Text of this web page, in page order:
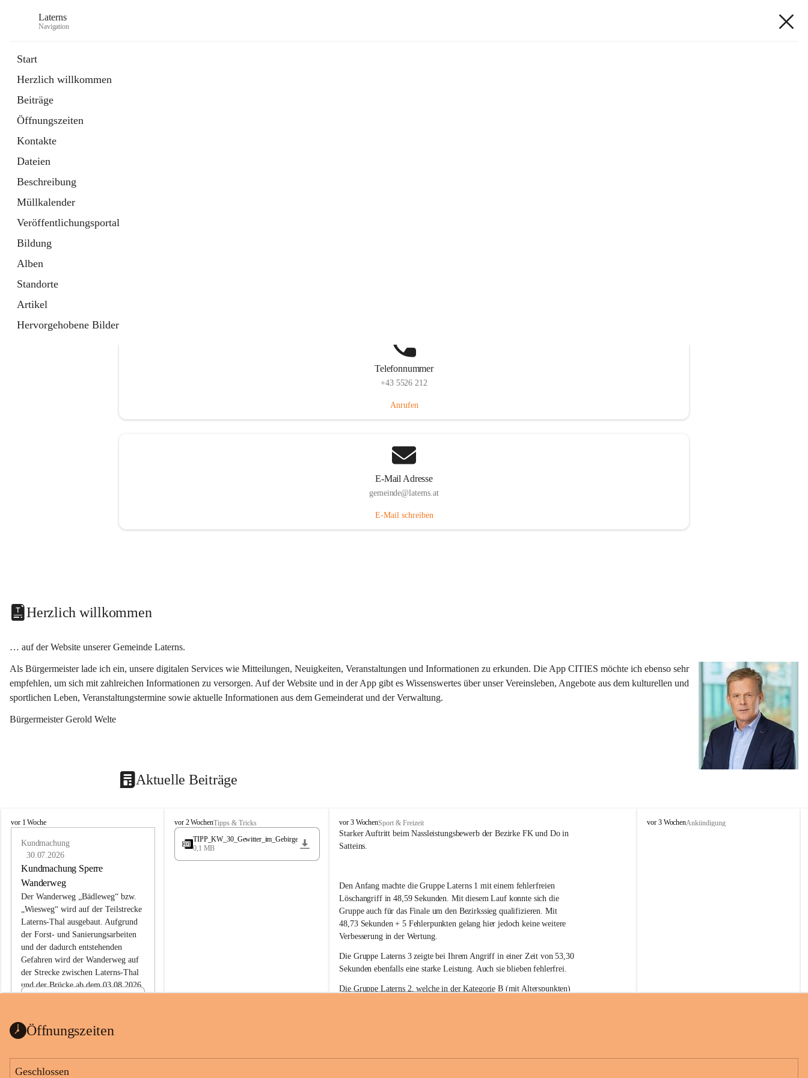
Laterns
Navigation
Start
Herzlich willkommen
Beiträge
Öffnungszeiten
Kontakte
Dateien
Beschreibung
Müllkalender
Veröffentlichungsportal
Bildung
Alben
Standorte
Artikel
Hervorgehobene Bilder
Telefonnummer
+43 5526 212
Anrufen
E-Mail Adresse
gemeinde@laterns.at
E-Mail schreiben
Herzlich willkommen
… auf der Website unserer Gemeinde Laterns.
Als Bürgermeister lade ich ein, unsere digitalen Services wie Mitteilungen, Neuigkeiten, Veranstaltungen und Informationen zu erkunden. Die App CITIES möchte ich ebenso sehr
empfehlen, um sich mit zahlreichen Informationen zu versorgen. Auf der Website und in der App gibt es Wissenswertes über unser Vereinsleben, Angebote aus dem kulturellen und
sportlichen Leben, Veranstaltungstermine sowie aktuelle Informationen aus dem Gemeinderat und der Verwaltung.
Bürgermeister Gerold Welte
Aktuelle Beiträge
L
vor 1 Woche
Kundmachung
30.07.2026
Kundmachung Sperre
Wanderweg
Der Wanderweg „Bädleweg“ bzw.
„Wiesweg“ wird auf der Teilstrecke
Laterns-Thal ausgebaut. Aufgrund
der Forst- und Sanierungsarbeiten
und der dadurch entstehenden
Gefahren wird der Wanderweg auf
der Strecke zwischen Laterns-Thal
und der Brücke ab dem 03.08.2026
ht
1 Seite•0,1 MB
L
a
e
vor 2 WochenTipps & Tricks
TIPP_KW_30_Gewitter_im_Gebirge
0,1 MB
F
r
e
l
l
i
g
e
F
e
u
e
r
w
t
vor 3 WochenSport & Freizeit
Starker Auftritt beim Nassleistungsbewerb der Bezirke FK und Do in
Satteins.
Den Anfang machte die Gruppe Laterns 1 mit einem fehlerfreien
Löschangriff in 48,59 Sekunden. Mit diesem Lauf konnte sich die
Gruppe auch für das Finale um den Bezirkssieg qualifizieren. Mit
48,73 Sekunden + 5 Fehlerpunkten gelang hier jedoch keine weitere
Verbesserung in der Wertung.
Die Gruppe Laterns 3 zeigte bei Ihrem Angriff in einer Zeit von 53,30
Sekunden ebenfalls eine starke Leistung. Auch sie blieben fehlerfrei.
Die Gruppe Laterns 2, welche in der Kategorie B (mit Alterspunkten)
L
vor 3 WochenAnkündigung
Öffnungszeiten
Geschlossen